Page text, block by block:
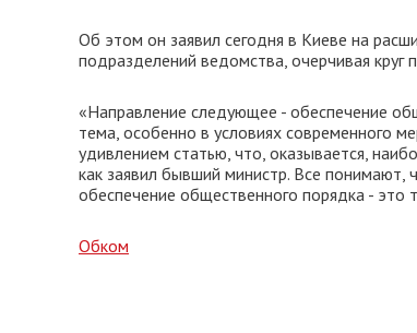
Об этом он заявил сегодня в Киеве на
подразделений ведомства, очерчивая
«Направление следующее - обеспечение
тема, особенно в условиях современного
удивлением статью, что, оказывается,
как заявил бывший министр. Все
обеспечение общественного порядка -
Обком